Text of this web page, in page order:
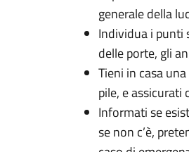
generale della
Individua i punti
delle porte, gli
Tieni in casa
pile, e assicurati
Informati se
se non c’è,